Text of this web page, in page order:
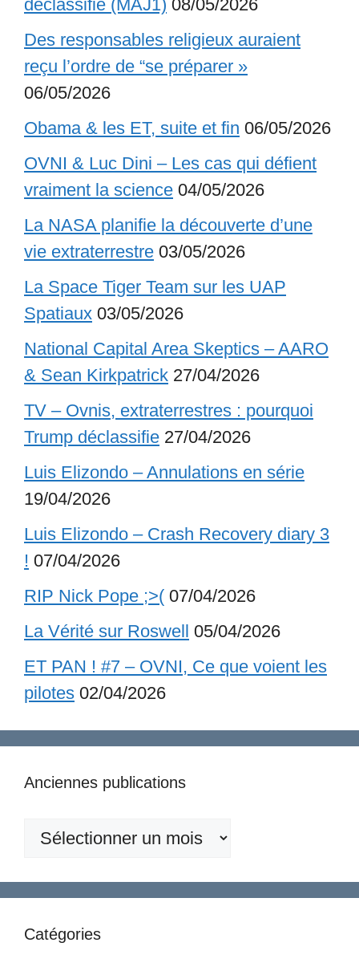
déclassifié (MAJ1) 08/05/2026
Des responsables religieux auraient
reçu l’ordre de “se préparer »
06/05/2026
Obama & les ET, suite et fin 06/05/2026
OVNI & Luc Dini – Les cas qui défient
vraiment la science 04/05/2026
La NASA planifie la découverte d’une
vie extraterrestre 03/05/2026
La Space Tiger Team sur les UAP
Spatiaux 03/05/2026
National Capital Area Skeptics – AARO
& Sean Kirkpatrick 27/04/2026
TV – Ovnis, extraterrestres : pourquoi
Trump déclassifie 27/04/2026
Luis Elizondo – Annulations en série
19/04/2026
Luis Elizondo – Crash Recovery diary 3
! 07/04/2026
RIP Nick Pope ;>( 07/04/2026
La Vérité sur Roswell 05/04/2026
ET PAN ! #7 – OVNI, Ce que voient les
pilotes 02/04/2026
Anciennes publications
Anciennes
Catégories